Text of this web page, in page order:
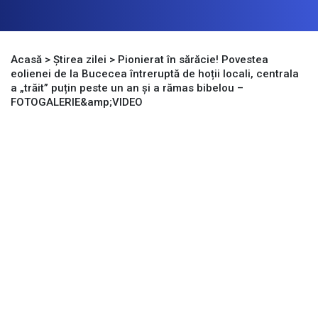
Acasă > Știrea zilei > Pionierat în sărăcie! Povestea
eolienei de la Bucecea întreruptă de hoții locali, centrala
a „trăit” puțin peste un an și a rămas bibelou –
FOTOGALERIE&amp;VIDEO